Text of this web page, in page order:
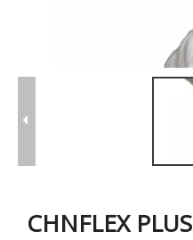
CHNFLEX PLUS